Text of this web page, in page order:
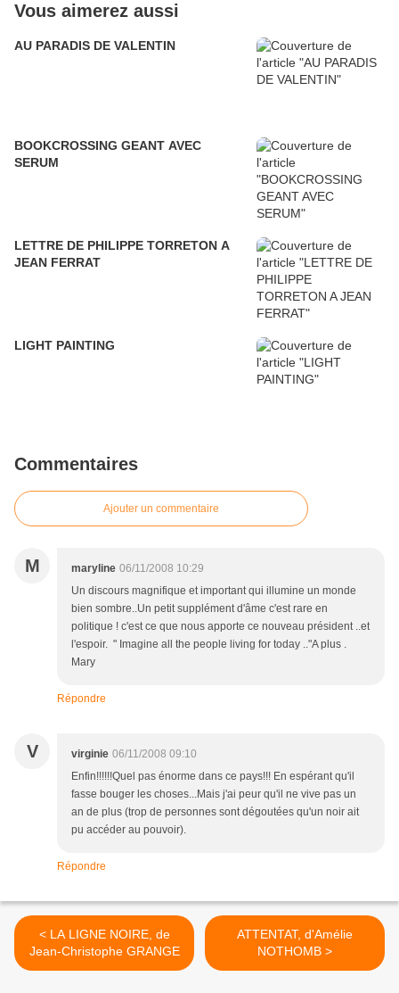
Vous aimerez aussi
AU PARADIS DE VALENTIN
BOOKCROSSING GEANT AVEC
SERUM
LETTRE DE PHILIPPE TORRETON A
JEAN FERRAT
LIGHT PAINTING
Commentaires
Ajouter un commentaire
M maryline 06/11/2008 10:29
Un discours magnifique et important qui illumine un monde
bien sombre..Un petit supplément d'âme c'est rare en
politique ! c'est ce que nous apporte ce nouveau président ..et
l'espoir. " Imagine all the people living for today .."A plus .
Mary
Répondre
V virginie 06/11/2008 09:10
Enfin!!!!!!Quel pas énorme dans ce pays!!! En espérant qu'il
fasse bouger les choses...Mais j'ai peur qu'il ne vive pas un
an de plus (trop de personnes sont dégoutées qu'un noir ait
pu accéder au pouvoir).
Répondre
< LA LIGNE NOIRE, de
Jean-Christophe GRANGE
ATTENTAT, d'Amélie
NOTHOMB >